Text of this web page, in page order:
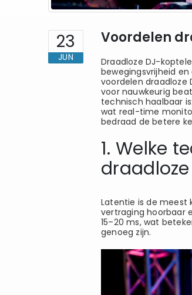
23
JUN
Voordelen
Draadloze DJ-
bewegingsvrijheid
voordelen draadloze
voor nauwkeurig
technisch haalbaar
wat real-time
bedraad de betere
1. Welke
Latentie is de
vertraging hoorbaar
15–20 ms, wat
genoeg zijn.